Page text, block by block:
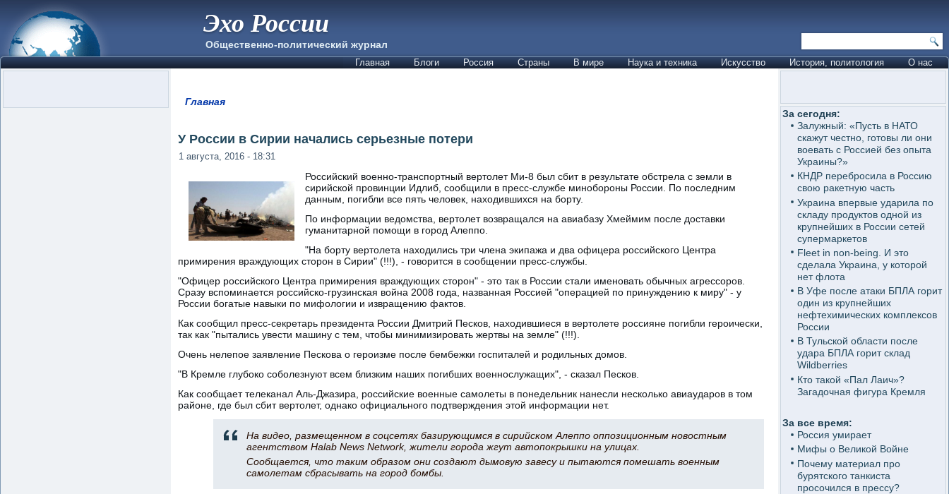
Эхо России
Общественно-политический журнал
Главная Блоги Россия Страны В мире Наука и техника Искусство История, политология О нас
Главная
У России в Сирии начались серьезные потери
1 августа, 2016 - 18:31
Российский военно-транспортный вертолет Ми-8 был сбит в результате обстрела с земли в
сирийской провинции Идлиб, сообщили в пресс-службе минобороны России. По последним
данным, погибли все пять человек, находившихся на борту.
По информации ведомства, вертолет возвращался на авиабазу Хмеймим после доставки
гуманитарной помощи в город Алеппо.
"На борту вертолета находились три члена экипажа и два офицера российского Центра
примирения враждующих сторон в Сирии" (!!!), - говорится в сообщении пресс-службы.
"Офицер российского Центра примирения враждующих сторон" - это так в России стали именовать обычных агрессоров.
Сразу вспоминается российско-грузинская война 2008 года, названная Россией "операцией по принуждению к миру" - у
России богатые навыки по мифологии и извращению фактов.
Как сообщил пресс-секретарь президента России Дмитрий Песков, находившиеся в вертолете россияне погибли героически,
так как "пытались увести машину с тем, чтобы минимизировать жертвы на земле" (!!!).
Очень нелепое заявление Пескова о героизме после бембежки госпиталей и родильных домов.
"В Кремле глубоко соболезнуют всем близким наших погибших военнослужащих", - сказал Песков.
Как сообщает телеканал Аль-Джазира, российские военные самолеты в понедельник нанесли несколько авиаударов в том
районе, где был сбит вертолет, однако официального подтверждения этой информации нет.
На видео, размещенном в соцсетях базирующимся в сирийском Алеппо оппозиционным новостным
агентством Halab News Network, жители города жгут автопокрышки на улицах.
Сообщается, что таким образом они создают дымовую завесу и пытаются помешать военным
самолетам сбрасывать на город бомбы.
За сегодня:
Залужный: «Пусть в НАТО
скажут честно, готовы ли они
воевать с Россией без опыта
Украины?»
КНДР перебросила в Россию
свою ракетную часть
Украина впервые ударила по
складу продуктов одной из
крупнейших в России сетей
супермаркетов
Fleet in non-being. И это
сделала Украина, у которой
нет флота
В Уфе после атаки БПЛА горит
один из крупнейших
нефтехимических комплексов
России
В Тульской области после
удара БПЛА горит склад
Wildberries
Кто такой «Пал Лаич»?
Загадочная фигура Кремля
За все время:
Россия умирает
Мифы о Великой Войне
Почему материал про
бурятского танкиста
просочился в прессу?